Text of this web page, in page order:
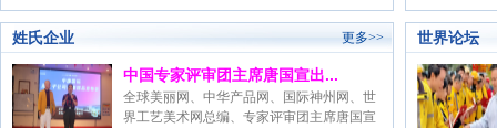
姓氏企业 更多>>
中国专家评审团主席唐国宣出...
全球美丽网、中华产品网、国际神州网、世
界工艺美术网总编、专家评审团主席唐国宣
世界论坛